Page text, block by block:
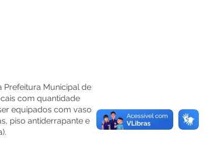
Prefeitura Municipal de
com quantidade
equipados com vaso
piso antiderrapante e